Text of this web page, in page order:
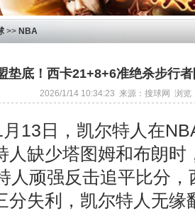
>> NBA
垫底！西卡21+8+6准绝杀步行
2026/1/14 10:34:23 来源：搜球网 浏览
13日，凯尔特人在
人缺少塔图姆和布朗时
人顽强反击追平比分
分失利，凯尔特人无缘